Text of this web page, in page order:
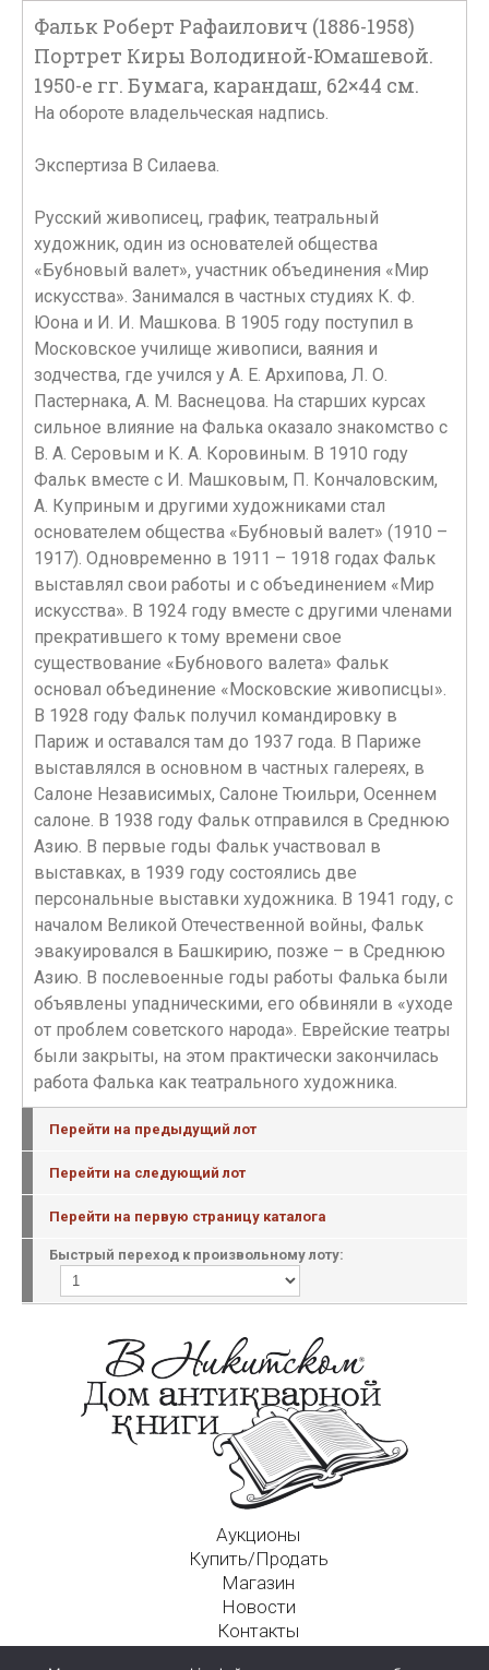
Фальк Роберт Рафаилович (1886-1958)
Портрет Киры Володиной-Юмашевой.
1950-е гг. Бумага, карандаш, 62×44 см.
На обороте владельческая надпись.
Экспертиза В Силаева.
Русский живописец, график, театральный
художник, один из основателей общества
«Бубновый валет», участник объединения «Мир
искусства». Занимался в частных студиях К. Ф.
Юона и И. И. Машкова. В 1905 году поступил в
Московское училище живописи, ваяния и
зодчества, где учился у А. Е. Архипова, Л. О.
Пастернака, А. М. Васнецова. На старших курсах
сильное влияние на Фалька оказало знакомство с
В. А. Серовым и К. А. Коровиным. В 1910 году
Фальк вместе с И. Машковым, П. Кончаловским,
А. Куприным и другими художниками стал
основателем общества «Бубновый валет» (1910 –
1917). Одновременно в 1911 – 1918 годах Фальк
выставлял свои работы и с объединением «Мир
искусства». В 1924 году вместе с другими членами
прекратившего к тому времени свое
существование «Бубнового валета» Фальк
основал объединение «Московские живописцы».
В 1928 году Фальк получил командировку в
Париж и оставался там до 1937 года. В Париже
выставлялся в основном в частных галереях, в
Салоне Независимых, Салоне Тюильри, Осеннем
салоне. В 1938 году Фальк отправился в Среднюю
Азию. В первые годы Фальк участвовал в
выставках, в 1939 году состоялись две
персональные выставки художника. В 1941 году, с
началом Великой Отечественной войны, Фальк
эвакуировался в Башкирию, позже – в Среднюю
Азию. В послевоенные годы работы Фалька были
объявлены упадническими, его обвиняли в «уходе
от проблем советского народа». Еврейские театры
были закрыты, на этом практически закончилась
работа Фалька как театрального художника.
Перейти на предыдущий лот
Перейти на следующий лот
Перейти на первую страницу каталога
Быстрый переход к произвольному лоту:
Аукционы
Купить/Продать
Магазин
Новости
Контакты